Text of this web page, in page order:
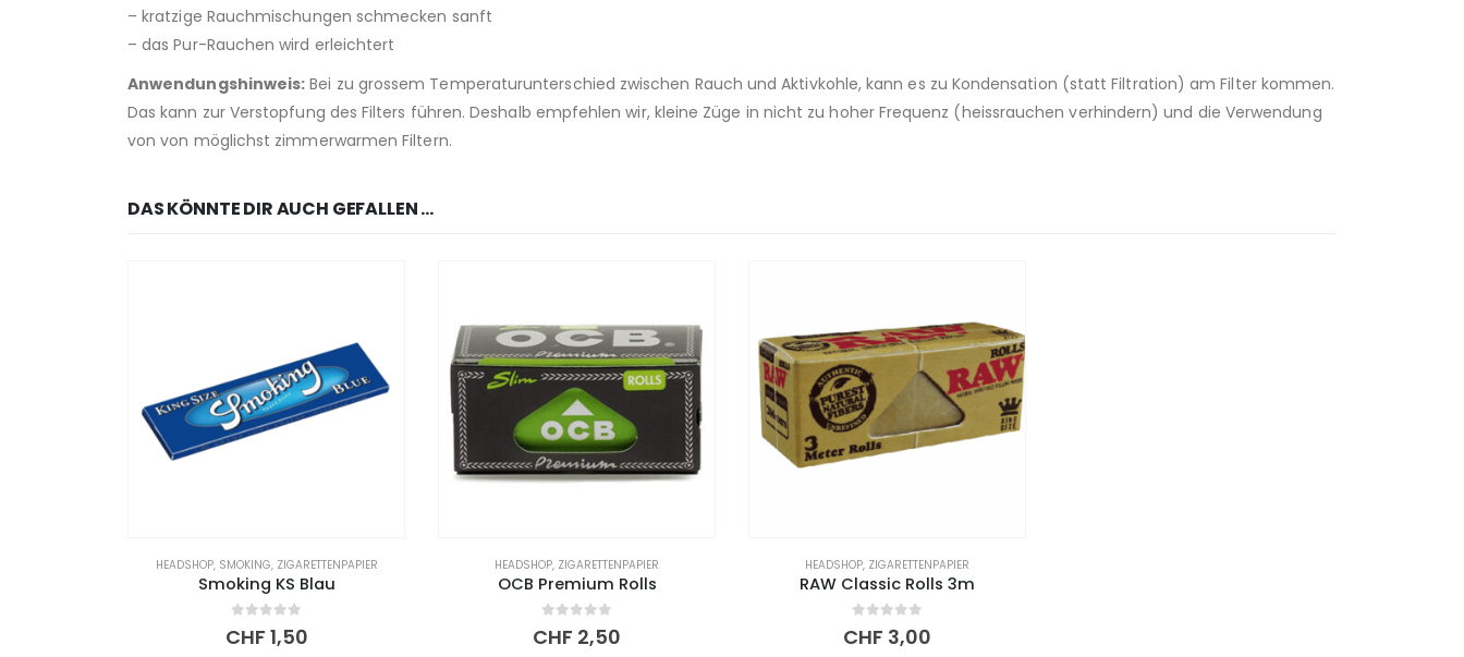
– kratzige Rauchmischungen schmecken sanft
– das Pur-Rauchen wird erleichtert
Anwendungshinweis: Bei zu grossem Temperaturunterschied zwischen Rauch und Aktivkohle, kann es zu Kondensation (statt Filtration) am Filter kommen.
Das kann zur Verstopfung des Filters führen. Deshalb empfehlen wir, kleine Züge in nicht zu hoher Frequenz (heissrauchen verhindern) und die Verwendung
von von möglichst zimmerwarmen Filtern.
DAS KÖNNTE DIR AUCH GEFALLEN …
HEADSHOP, SMOKING, ZIGARETTENPAPIER
Smoking KS Blau
out of 5
CHF 1,50
HEADSHOP, ZIGARETTENPAPIER
OCB Premium Rolls
out of 5
CHF 2,50
HEADSHOP, ZIGARETTENPAPIER
RAW Classic Rolls 3m
out of 5
CHF 3,00